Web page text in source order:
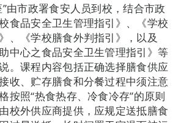
由市政署食安人员到校，结合市政
食品安全卫生管理指引》、《学校
、《学校膳食外判指引》，以及
中心之食品安全卫生管理指引》等
。课程内容包括正确选择膳食供应
收、贮存膳食和分餐过程中须注意
按照“热食热存、冷食冷存”的原则
校外供应商提供，应规定送抵膳食